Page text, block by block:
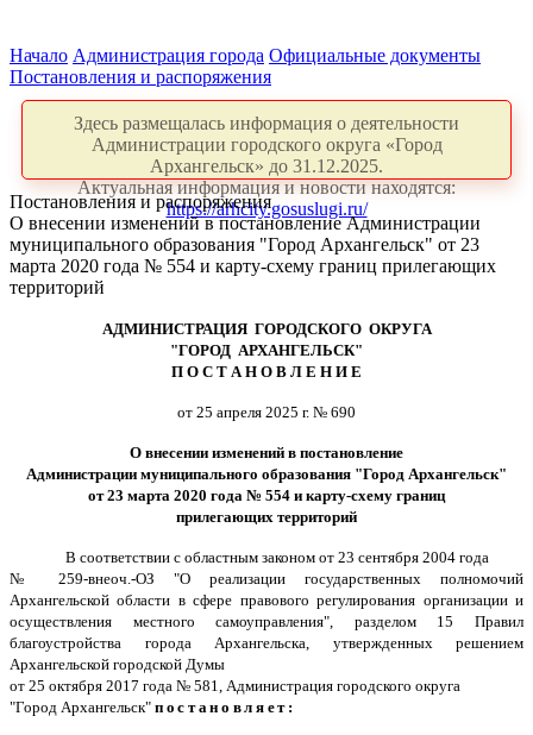
Начало Администрация города Официальные документы
Постановления и распоряжения
Здесь размещалась информация о деятельности
Администрации городского округа «Город
Архангельск» до 31.12.2025.
Актуальная информация и новости находятся:
https://arhcity.gosuslugi.ru/
Постановления и распоряжения
О внесении изменений в постановление Администрации
муниципального образования "Город Архангельск" от 23
марта 2020 года № 554 и карту-схему границ прилегающих
территорий
АДМИНИСТРАЦИЯ ГОРОДСКОГО ОКРУГА
"ГОРОД АРХАНГЕЛЬСК"
П О С Т А Н О В Л Е Н И Е
от 25 апреля 2025 г. № 690
О внесении изменений в постановление
Администрации муниципального образования "Город Архангельск"
от 23 марта 2020 года № 554 и карту-схему границ
прилегающих территорий
В соответствии с областным законом от 23 сентября 2004 года
№ 259-внеоч.-ОЗ "О реализации государственных полномочий
Архангельской области в сфере правового регулирования организации и
осуществления местного самоуправления", разделом 15 Правил
благоустройства города Архангельска, утвержденных решением
Архангельской городской Думы
от 25 октября 2017 года № 581, Администрация городского округа
"Город Архангельск" постановляет: